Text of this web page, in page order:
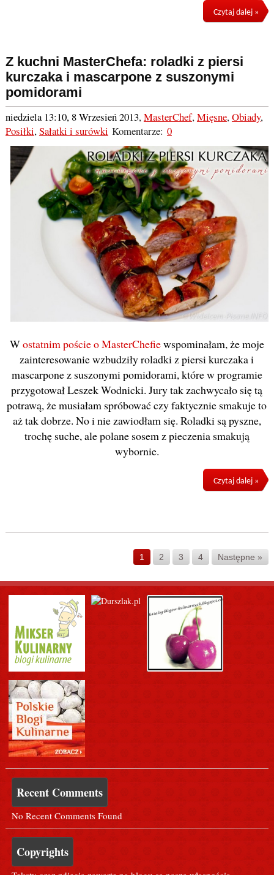
Czytaj dalej »
Z kuchni MasterChefa: roladki z piersi
kurczaka i mascarpone z suszonymi
pomidorami
niedziela 13:10, 8 Wrzesień 2013,MasterChef,Mięsne,Obiady,
Posiłki,Sałatki i surówki Komentarze: 0
Wostatnim poście o MasterChefiewspominałam, że moje
zainteresowanie wzbudziły roladki z piersi kurczaka i
mascarpone z suszonymi pomidorami, które w programie
przygotował Leszek Wodnicki. Jury tak zachwycało się tą
potrawą, że musiałam spróbować czy faktycznie smakuje to
aż tak dobrze. No i nie zawiodłam się. Roladki są pyszne,
trochę suche, ale polane sosem z pieczenia smakują
wybornie.
Czytaj dalej »
1 2 3 4 Następne »
Recent Comments
No Recent Comments Found
Copyrights